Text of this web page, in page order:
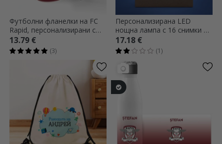
Футболни фланелки на FC
Rapid, персонализирани с
фотографии и текст
13.79 €
(3)
Персонализирана LED
нощна лампа с 16 снимки и
имена - Футбол
17.18 €
(1)